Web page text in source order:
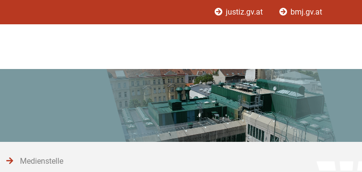
justiz.gv.at bmj.gv.at
Medienstelle